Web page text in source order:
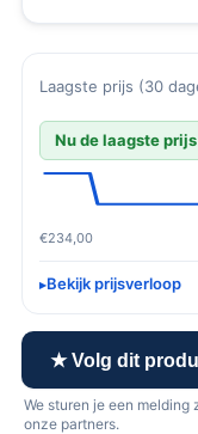
Laagste prijs (30
Nu de laagste
€234,00
Bekijk prijsverloop
★ Volg dit
We sturen je een
onze partners.